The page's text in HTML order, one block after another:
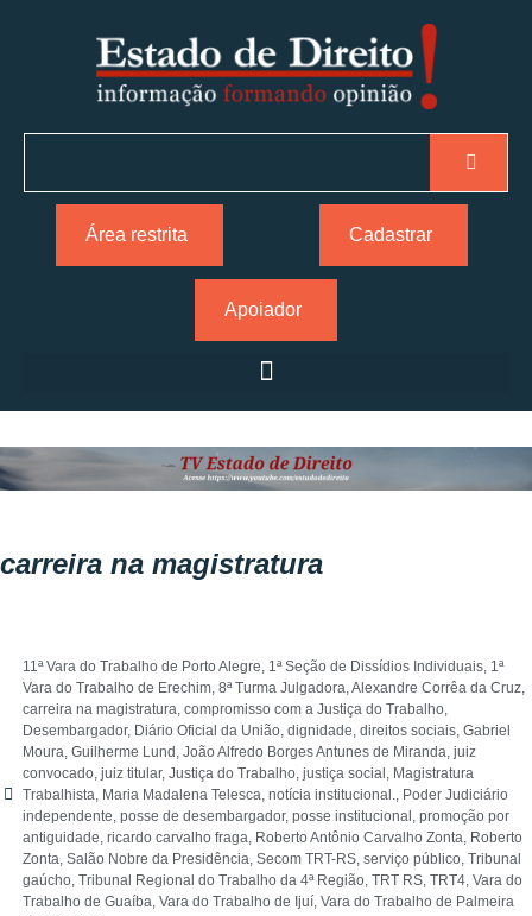
Área restrita Cadastrar
Apoiador
carreira na magistratura
11ª Vara do Trabalho de Porto Alegre, 1ª Seção de Dissídios Individuais, 1ª
Vara do Trabalho de Erechim, 8ª Turma Julgadora,Alexandre Corrêa da Cruz,
carreira na magistratura, compromisso com a Justiça do Trabalho,
Desembargador, Diário Oficial da União, dignidade, direitos sociais, Gabriel
Moura, Guilherme Lund , João Alfredo Borges Antunes de Miranda, juiz
convocado, juiz titular, Justiça do Trabalho, justiça social , Magistratura
Trabalhista, Maria Madalena Telesca, notícia institucional., Poder Judiciário
independente, posse de desembargador, posse institucional , promoção por
antiguidade, ricardo carvalho fraga, Roberto Antônio Carvalho Zonta, Roberto
Zonta, Salão Nobre da Presidência, Secom TRT-RS, serviço público, Tribunal
gaúcho, Tribunal Regional do Trabalho da 4ª Região, TRT RS, TRT4, Vara do
Trabalho de Guaíba, Vara do Trabalho de Ijuí, Vara do Trabalho de Palmeira